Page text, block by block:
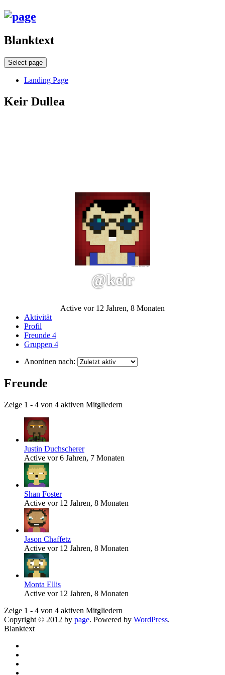
Blanktext
Select page
Landing Page
Keir Dullea
@keir
Active vor 12 Jahren, 8 Monaten
Aktivität
Profil
Freunde 4
Gruppen 4
Anordnen nach:
Freunde
Zeige 1 - 4 von 4 aktiven Mitgliedern
Justin Duchscherer
Active vor 6 Jahren, 7 Monaten
Shan Foster
Active vor 12 Jahren, 8 Monaten
Jason Chaffetz
Active vor 12 Jahren, 8 Monaten
Monta Ellis
Active vor 12 Jahren, 8 Monaten
Zeige 1 - 4 von 4 aktiven Mitgliedern
Copyright © 2012 by page. Powered by WordPress.
Blanktext